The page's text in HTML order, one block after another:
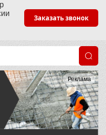
Заказать звонок
Реклама